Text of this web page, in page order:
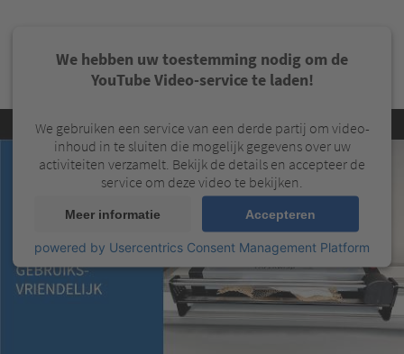
We hebben uw toestemming nodig om de
YouTube Video-service te laden!
We gebruiken een service van een derde partij om video-
inhoud in te sluiten die mogelijk gegevens over uw
activiteiten verzamelt. Bekijk de details en accepteer de
service om deze video te bekijken.
Meer informatie Accepteren
powered by Usercentrics Consent Management Platform